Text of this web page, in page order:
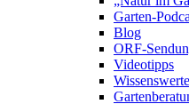
Garten-
Blog
ORF-
Videotipps